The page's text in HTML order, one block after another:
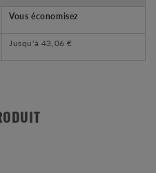
Vous économisez
Jusqu'à 43,06 €